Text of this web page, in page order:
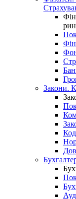
Закони.